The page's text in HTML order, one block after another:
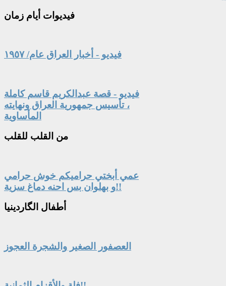
فيديوات أيام زمان
فيديو - أخبار العراق عام/ ١٩٥٧
فيديو - قصة عبدالكريم قاسم كاملة
، تأسيس جمهورية العراق ونهايته
المأساوية
من القلب للقلب
عمي أبختي حراميكم خوش حرامي
و بهلوان بس احنه دماغ سزية!!
أطفال الگاردينيا
العصفور الصغير والشجرة العجوز